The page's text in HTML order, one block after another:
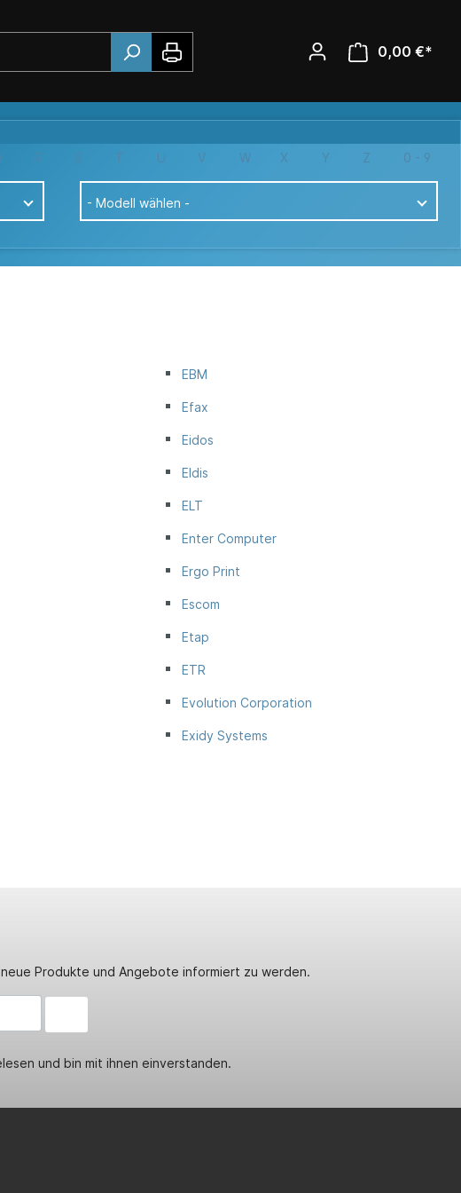
0,00 €*
R S T U V W X Y Z 0 - 9
- Modell wählen -
EBM
Efax
Eidos
Eldis
ELT
Enter Computer
Ergo Print
Escom
Etap
ETR
Evolution Corporation
Exidy Systems
Produkte und Angebote informiert zu werden.
und bin mit ihnen einverstanden.